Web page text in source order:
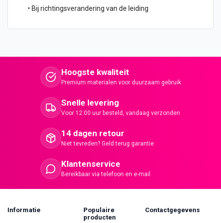
• Bij richtingsverandering van de leiding
Hoogste kwaliteit
Premium materialen voor duurzaam gebruik
Snelle levering
Voor 12:00 uur besteld, vandaag verzonden
14 dagen retour
Niet tevreden? Geld terug garantie
Klantenservice
Bereikbaar via telefoon en e-mail
Informatie
Populaire
producten
Contactgegevens